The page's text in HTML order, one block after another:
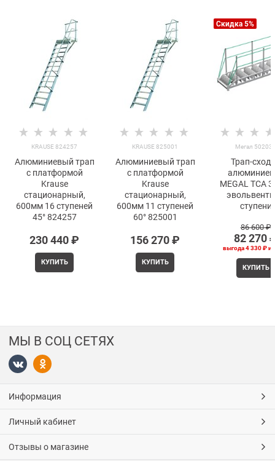
KRAUSE 824257
Алюминиевый трап
с платформой
Krause
стационарный,
600мм 16 ступеней
45° 824257
230 440 ₽
КУПИТЬ
KRAUSE 825001
Алюминиевый трап
с платформой
Krause
стационарный,
600мм 11 ступеней
60° 825001
156 270 ₽
КУПИТЬ
Скидка 5%
Мегал
Трап-
MEGAL ТСА
ступени
86 600 ₽
82 270
выгода4 330 ₽
КУПИТЬ
МЫ В СОЦ СЕТЯХ
Информация
Личный кабинет
Отзывы о магазине